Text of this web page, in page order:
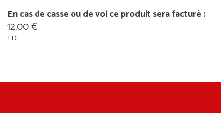
En cas de casse ou de vol ce produit sera facturé :
12,00 €
TTC